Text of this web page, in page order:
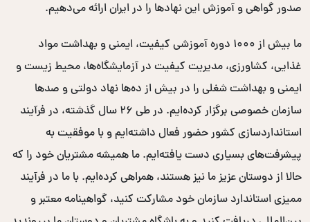
صدور گواهی و آموزش این نهادها را در ایران ارائه می‌دهیم.
ما بیش از ۱۰۰۰ دوره آموزشی کیفیت، ایمنی و بهداشت مواد
غذایی، کشاورزی، مدیریت کیفیت در آزمایشگاه‌ها، محیط زیست و
ایمنی و بهداشت شغلی را در بیش از ده‌ها نهاد دولتی و صدها
سازمان خصوصی برگزار کرده‌ایم. در طی ۲۶ سال گذشته، در فرآیند
استانداردسازی کشور حضور فعال داشته‌ایم و با موفقیت به
پیشرفت‌های بسیاری دست یافته‌ایم. ما همیشه مشتریان خود را که
حالا از دوستان عزیز ما نیز هستند، همراهی کرده‌ایم. با ما در فرآیند
ممیزی استاندارد سازمان خود مشارکت کنید، گواهینامه معتبر و